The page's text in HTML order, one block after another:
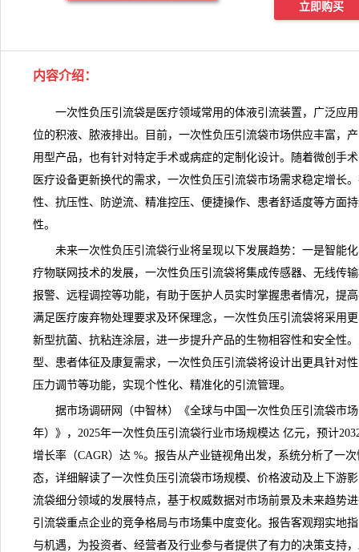
立即购买
内容介绍：
一次性负压引流袋是医疗领域常用的体液引流装置，广泛应用
位的积液、脓液排出。目前，一次性负压引流袋市场供应丰富，
用型产品，也有针对特定手术或病症的定制化设计。随着微创手
医疗设备更新换代的需求， 一次性负压引流袋市场需求稳定增长
性、抗压性、防逆流、精准控压、便捷操作、患者舒适度等方面
性。
未来一次性负压引流袋行业将呈现以下发展趋势：一是智能
疗物联网技术的发展，一次性负压引流袋将集成传感器、无线传
报警、远程调控等功能，有助于医护人员实时掌握患者情况，提
满足医疗废弃物处理要求及环保理念，一次性负压引流袋将采用
新型抗菌、抗粘连涂层，进一步提升产品的生物相容性和安全性
型、患者体征及康复需求，一次性负压引流袋将设计出更具针对
压力调节等功能，实现个性化、精准化的引流管理。
据市场调研网（中智林）《全球与中国一次性负压引流袋市
年） 》，2025年一次性负压引流袋行业市场规模达 亿元，预计
增长率（CAGR）达 %。报告从产业链视角出发，系统分析了一
态，详细解读了一次性负压引流袋市场规模、 价格波动及上下游
流袋细分领域的发展特点，基于权威数据对市场前景及未来趋势
引流袋重点企业的竞争格局与市场集中度变化。报告客观翔实地
与机遇，为投资者、经营者及行业参与者提供了有力的决策支持